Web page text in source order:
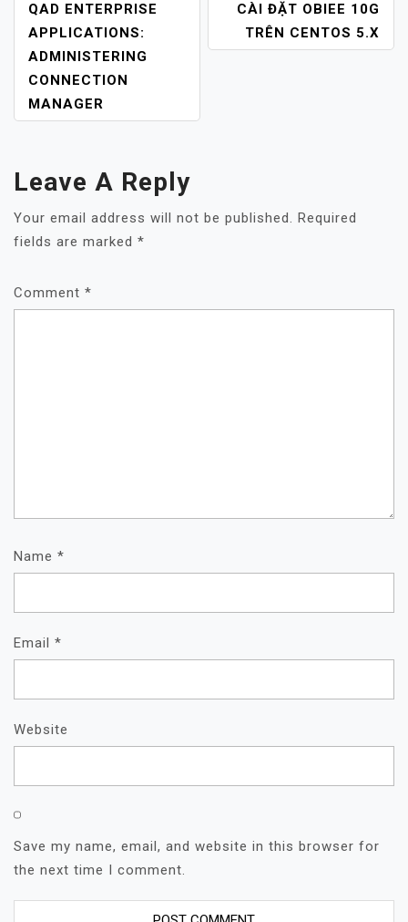
POST
NAVIGATION
QAD ENTERPRISE
APPLICATIONS:
ADMINISTERING
CONNECTION
MANAGER
CÀI ĐẶT OBIEE 10G
TRÊN CENTOS 5.X
Leave A Reply
Your email address will not be published. Required
fields are marked *
Comment *
Name *
Email *
Website
Save my name, email, and website in this browser for
the next time I comment.